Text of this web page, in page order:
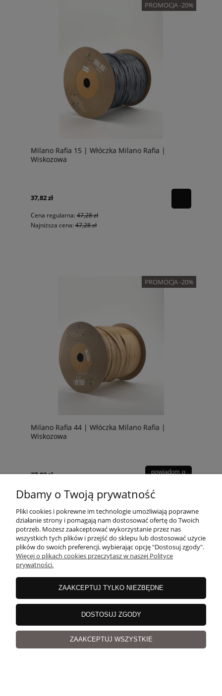
PROMOCJA -20%
Milano Rafia 15 | Włóczka Milano Rafia |
Wiskozowa
37,82 zł
Cena regularna: 47,28 zł
Najniższa cena: 47,28 zł
PROMOCJA -20%
Milano Rafia 44 | Włóczka Milano Rafia |
Wiskozowa
37,82 zł
Cena regularna:47,28 zł
Najniższa cena:
47,28 zł
powiadom o
PROMOCJA -20%
Dbamy o Twoją prywatność
Pliki cookies i pokrewne im technologie umożliwiają poprawne
działanie strony i pomagają nam dostosować ofertę do Twoich
potrzeb. Możesz zaakceptować wykorzystanie przez nas
wszystkich tych plików i przejść do sklepu lub dostosować użycie
plików do swoich preferencji, wybierając opcję "Dostosuj zgody".
Więcej o plikach cookies przeczytasz w naszej Polityce
prywatności.
ZAAKCEPTUJ TYLKO NIEZBĘDNE
DOSTOSUJ ZGODY
ZAAKCEPTUJ WSZYSTKIE